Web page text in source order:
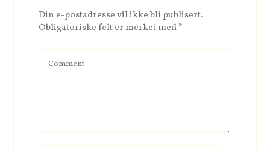
Din e-postadresse vil ikke bli publisert.
Obligatoriske felt er merket med*